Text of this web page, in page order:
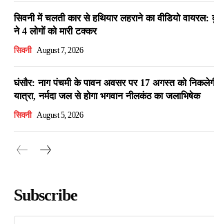
सिवनी में चलती कार से हथियार लहराने का वीडियो
ने 4 लोगों को मारी टक्कर
सिवनी August 7, 2026
घंसौर: नाग पंचमी के पावन अवसर पर 17 अगस्त को
यात्रा, नर्मदा जल से होगा भगवान नीलकंठ का जलाभिषेक
सिवनी August 5, 2026
Subscribe